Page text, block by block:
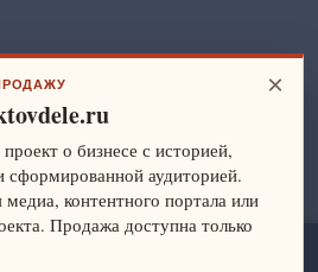
бизнеса. Все права защищены.
×
о бизнесе с историей,
аудиторией.
контентного портала или
Продажа доступна только